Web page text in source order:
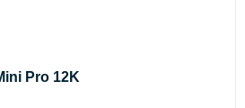
Pro 12K